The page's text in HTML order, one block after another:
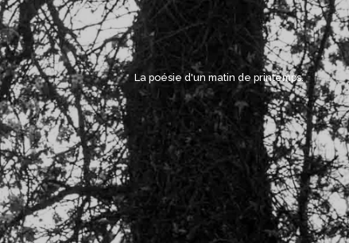
La poésie d'un matin de printemps.